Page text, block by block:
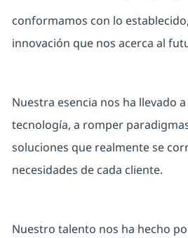
conformamos con lo
innovación que nos acerca al
Nuestra esencia nos ha llevado
tecnología, a romper
soluciones que realmente se
necesidades de cada cliente.
Nuestro talento nos ha hecho